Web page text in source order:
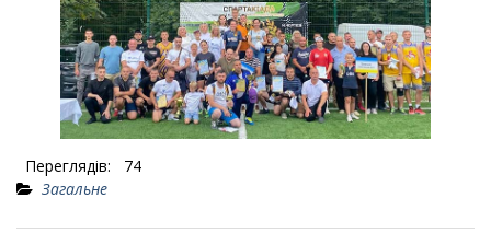
Переглядів:
74
Загальне